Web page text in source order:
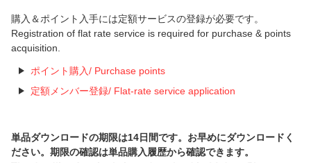
購入＆ポイント入手には定額サービスの登録が必要です。
Registration of flat rate service is required for purchase & points
acquisition.
ポイント購入/ Purchase points
定額メンバー登録/ Flat-rate service application
単品ダウンロードの期限は14日間です。お早めにダウンロードく
ださい。期限の確認は単品購入履歴から確認できます。